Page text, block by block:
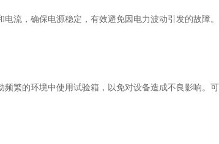
流，确保电源稳定，有效避免因电力波动引发的故障。
繁的环境中使用试验箱，以免对设备造成不良影响。可